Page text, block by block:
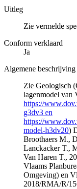
Uitleg
Zie vermelde
Conform verklaard
Ja
Algemene
Zie Geologisch
lagenmodel van
https://
g3dv3 en
https://
model-h3dv20)
Broothaers M.,
Lanckacker T.,
Van Haren T.,
Vlaams
Omgeving) en
2018/RMA/R/